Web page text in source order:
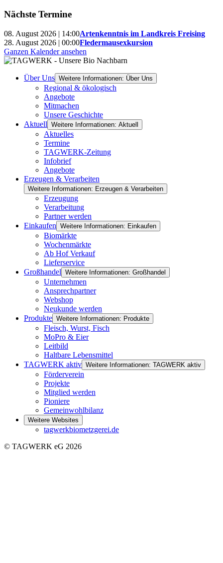
Nächste Termine
08. August 2026 | 14:00Artenkenntnis im Landkreis Freising
28. August 2026 | 00:00Fledermausexkursion
Ganzen Kalender ansehen
Über Uns Weitere Informationen: Über Uns
Regional & ökologisch
Angebote
Mitmachen
Unsere Geschichte
Aktuell Weitere Informationen: Aktuell
Aktuelles
Termine
TAGWERK-Zeitung
Infobrief
Angebote
Erzeugen & Verarbeiten
Weitere Informationen: Erzeugen & Verarbeiten
Erzeugung
Verarbeitung
Partner werden
Einkaufen Weitere Informationen: Einkaufen
Biomärkte
Wochenmärkte
Ab Hof Verkauf
Lieferservice
Großhandel Weitere Informationen: Großhandel
Unternehmen
Ansprechpartner
Webshop
Neukunde werden
Produkte Weitere Informationen: Produkte
Fleisch, Wurst, Fisch
MoPro & Eier
Leitbild
Haltbare Lebensmittel
TAGWERK aktiv Weitere Informationen: TAGWERK aktiv
Förderverein
Projekte
Mitglied werden
Pioniere
Gemeinwohlbilanz
Weitere Websites
tagwerkbiometzgerei.de
© TAGWERK eG 2026